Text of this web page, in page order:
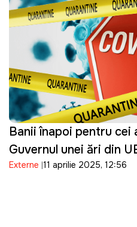
Banii înapoi pentru cei
Guvernul unei ţări din
acest sens
Externe 11 aprilie 2025, 12:56